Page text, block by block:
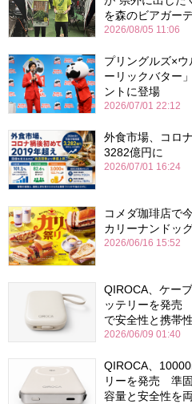
を森のビアガー
2026/08/05 11:06
プリングルズ×
ーリックバター
ントに登場
2026/07/01 22:12
外食市場、コロ
3282億円に
2026/07/01 16:24
コメダ珈琲店で
カリーナンドッ
2026/06/16 15:52
QIROCA、ケー
ッテリーを発売
で安全性と携帯
2026/06/09 01:40
QIROCA、
リーを発売 準
容量と安全性を